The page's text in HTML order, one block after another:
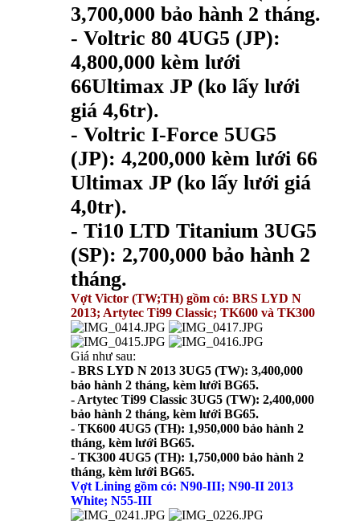
3,700,000 bảo hành 2 tháng.
- Voltric 80 4UG5 (JP):
4,800,000 kèm lưới
66Ultimax JP (ko lấy lưới
giá 4,6tr).
- Voltric I-Force 5UG5
(JP): 4,200,000 kèm lưới 66
Ultimax JP (ko lấy lưới giá
4,0tr).
- Ti10 LTD Titanium 3UG5
(SP): 2,700,000 bảo hành 2
tháng.
Vợt Victor (TW;TH) gồm có: BRS LYD N
2013; Artytec Ti99 Classic; TK600 và TK300
Giá như sau:
- BRS LYD N 2013 3UG5 (TW): 3,400,000
bảo hành 2 tháng, kèm lưới BG65.
- Artytec Ti99 Classic 3UG5 (TW): 2,400,000
bảo hành 2 tháng, kèm lưới BG65.
- TK600 4UG5 (TH): 1,950,000 bảo hành 2
tháng, kèm lưới BG65.
- TK300 4UG5 (TH): 1,750,000 bảo hành 2
tháng, kèm lưới BG65.
Vợt Lining gồm có: N90-III; N90-II 2013
White; N55-III